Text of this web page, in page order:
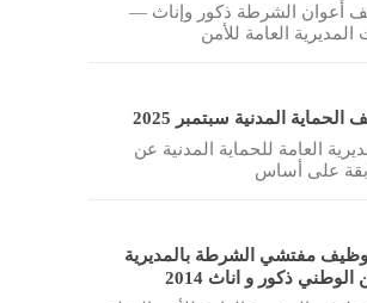
أعوان الشرطة ذكور وإناث —
المدنية سبتمبر 2025
العامة للحماية المدنية عن
على أساس
مفتشي الشرطة بالمديرية
الوطني ذكور و اناث 2014